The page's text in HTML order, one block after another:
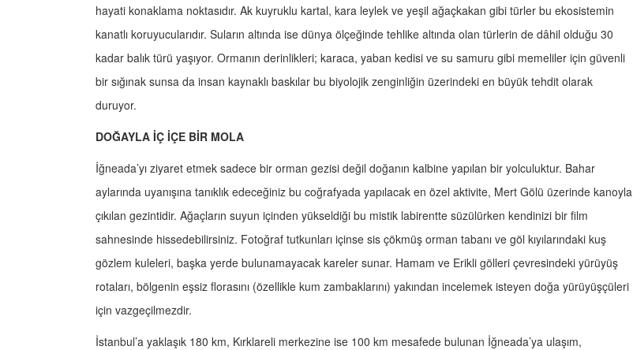
hayati konaklama noktasıdır. Ak kuyruklu kartal, kara leylek ve yeşil ağaçkakan gibi türler bu ekosistemin
kanatlı koruyucularıdır. Suların altında ise dünya ölçeğinde tehlike altında olan türlerin de dâhil olduğu 30
kadar balık türü yaşıyor. Ormanın derinlikleri; karaca, yaban kedisi ve su samuru gibi memeliler için güvenli
bir sığınak sunsa da insan kaynaklı baskılar bu biyolojik zenginliğin üzerindeki en büyük tehdit olarak
duruyor.
DOĞAYLA İÇ İÇE BİR MOLA
İğneada’yı ziyaret etmek sadece bir orman gezisi değil doğanın kalbine yapılan bir yolculuktur. Bahar
aylarında uyanışına tanıklık edeceğiniz bu coğrafyada yapılacak en özel aktivite, Mert Gölü üzerinde kanoyla
çıkılan gezintidir. Ağaçların suyun içinden yükseldiği bu mistik labirentte süzülürken kendinizi bir film
sahnesinde hissedebilirsiniz. Fotoğraf tutkunları içinse sis çökmüş orman tabanı ve göl kıyılarındaki kuş
gözlem kuleleri, başka yerde bulunamayacak kareler sunar. Hamam ve Erikli gölleri çevresindeki yürüyüş
rotaları, bölgenin eşsiz florasını (özellikle kum zambaklarını) yakından incelemek isteyen doğa yürüyüşçüleri
için vazgeçilmezdir.
İstanbul’a yaklaşık 180 km, Kırklareli merkezine ise 100 km mesafede bulunan İğneada’ya ulaşım,